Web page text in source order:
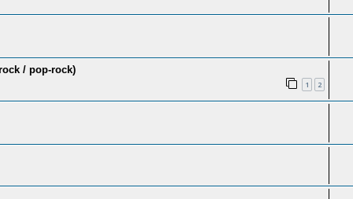
/ pop-rock)
1 2